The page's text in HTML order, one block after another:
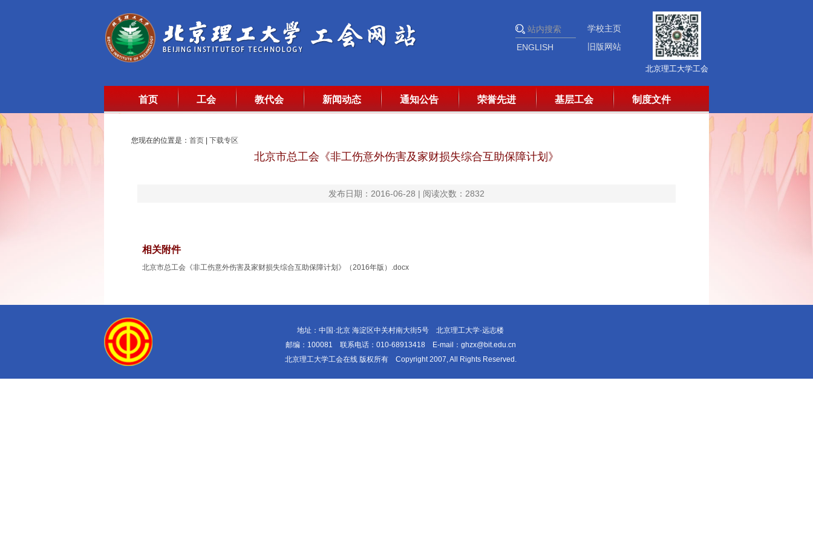
ENGLISH
学校主页
旧版网站
北京理工大学工会
首页 工会 教代会 新闻动态 通知公告 荣誉先进 基层工会 制度文件
您现在的位置是： 首页 下载专区
北京市总工会《非工伤意外伤害及家财损失综合互助保障计划》
发布日期：2016-06-28 | 阅读次数： 2832
相关附件
北京市总工会《非工伤意外伤害及家财损失综合互助保障计划》（2016年版）.docx
地址：中国·北京 海淀区中关村南大街5号 北京理工大学·远志楼
邮编：100081 联系电话：010-68913418 E-mail：ghzx@bit.edu.cn
北京理工大学工会在线 版权所有 Copyright 2007, All Rights Reserved.